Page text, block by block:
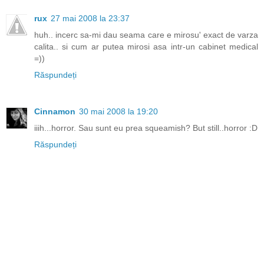
rux 27 mai 2008 la 23:37
huh.. incerc sa-mi dau seama care e mirosu' exact de varza
calita.. si cum ar putea mirosi asa intr-un cabinet medical
=))
Răspundeți
Cinnamon 30 mai 2008 la 19:20
iiih...horror. Sau sunt eu prea squeamish? But still..horror :D
Răspundeți